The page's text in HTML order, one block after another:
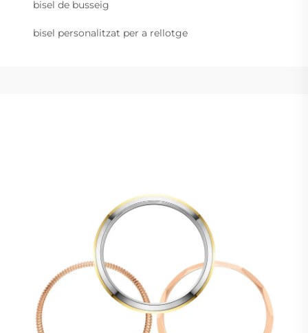
bisel de busseig
bisel personalitzat per a rellotge